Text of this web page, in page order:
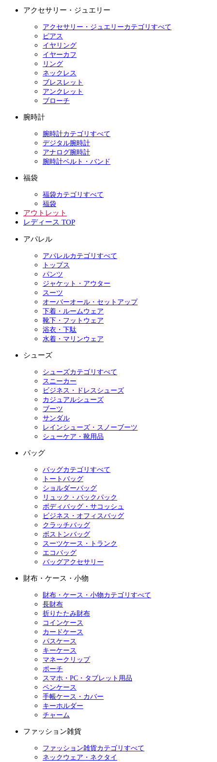
アクセサリー・ジュエリー
アクセサリー・ジュエリーカテゴリすべて
ピアス
イヤリング
イヤーカフ
リング
ネックレス
ブレスレット
アンクレット
ブローチ
腕時計
腕時計カテゴリすべて
デジタル腕時計
アナログ腕時計
腕時計ベルト・バンド
福袋
福袋カテゴリすべて
福袋
アウトレット
レディース TOP
アパレル
アパレルカテゴリすべて
トップス
パンツ
ジャケット・アウター
スーツ
オーバーオール・セットアップ
下着・ルームウェア
靴下・フットウェア
浴衣・下駄
水着・マリンウェア
シューズ
シューズカテゴリすべて
スニーカー
ビジネス・ドレスシューズ
カジュアルシューズ
ブーツ
サンダル
レインシューズ・スノーブーツ
シューケア・靴用品
バッグ
バッグカテゴリすべて
トートバッグ
ショルダーバッグ
リュック・バックパック
ボディバッグ・サコッシュ
ビジネス・オフィスバッグ
クラッチバッグ
ボストンバッグ
スーツケース・トランク
エコバッグ
バッグアクセサリー
財布・ケース・小物
財布・ケース・小物カテゴリすべて
長財布
折りたたみ財布
コインケース
カードケース
パスケース
キーケース
マネークリップ
ポーチ
スマホ・PC・タブレット用品
ペンケース
手帳ケース・カバー
キーホルダー
チャーム
ファッション雑貨
ファッション雑貨カテゴリすべて
ネックウェア・ネクタイ